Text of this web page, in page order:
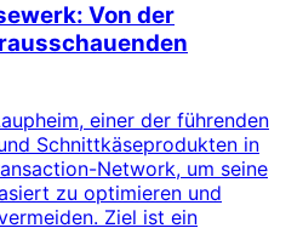
Von der
einer der führenden
Schnittkäseprodukten in
Network, um seine
zu optimieren und
Ziel ist ein